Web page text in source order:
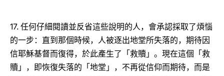
17. 任何仔細閱讀並反省這些說明的人，會承認採取了煩惱
的一步：直到那個時候，人被逐出地堂所失落的，期待因
信耶穌基督而復得，於此產生了「救贖」。現在這個「救
贖」，即恢復失落的「地堂」，不再從信仰而期待，而是